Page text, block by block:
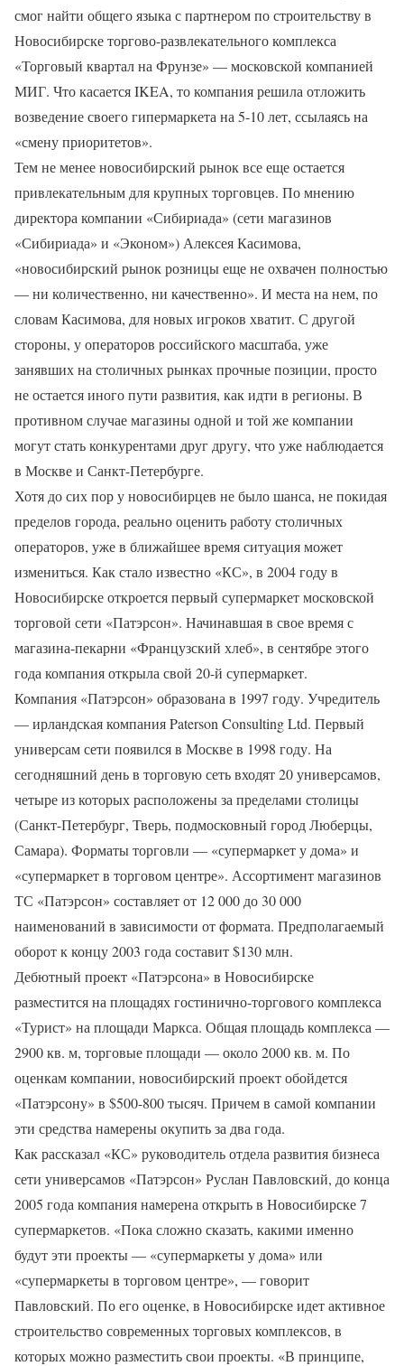
смог найти общего языка с партнером по строительству в
Новосибирске торгово-развлекательного комплекса
«Торговый квартал на Фрунзе» — московской компанией
МИГ. Что касается IKEA, то компания решила отложить
возведение своего гипермаркета на 5-10 лет, ссылаясь на
«смену приоритетов».
Тем не менее новосибирский рынок все еще остается
привлекательным для крупных торговцев. По мнению
директора компании «Сибириада» (сети магазинов
«Сибириада» и «Эконом») Алексея Касимова,
«новосибирский рынок розницы еще не охвачен полностью
— ни количественно, ни качественно». И места на нем, по
словам Касимова, для новых игроков хватит. С другой
стороны, у операторов российского масштаба, уже
занявших на столичных рынках прочные позиции, просто
не остается иного пути развития, как идти в регионы. В
противном случае магазины одной и той же компании
могут стать конкурентами друг другу, что уже наблюдается
в Москве и Санкт-Петербурге.
Хотя до сих пор у новосибирцев не было шанса, не покидая
пределов города, реально оценить работу столичных
операторов, уже в ближайшее время ситуация может
измениться. Как стало известно «КС», в 2004 году в
Новосибирске откроется первый супермаркет московской
торговой сети «Патэрсон». Начинавшая в свое время с
магазина-пекарни «Французский хлеб», в сентябре этого
года компания открыла свой 20-й супермаркет.
Компания «Патэрсон» образована в 1997 году. Учредитель
— ирландская компания Paterson Consulting Ltd. Первый
универсам сети появился в Москве в 1998 году. На
сегодняшний день в торговую сеть входят 20 универсамов,
четыре из которых расположены за пределами столицы
(Санкт-Петербург, Тверь, подмосковный город Люберцы,
Самара). Форматы торговли — «супермаркет у дома» и
«супермаркет в торговом центре». Ассортимент магазинов
ТС «Патэрсон» составляет от 12 000 до 30 000
наименований в зависимости от формата. Предполагаемый
оборот к концу 2003 года составит $130 млн.
Дебютный проект «Патэрсона» в Новосибирске
разместится на площадях гостинично-торгового комплекса
«Турист» на площади Маркса. Общая площадь комплекса —
2900 кв. м, торговые площади — около 2000 кв. м. По
оценкам компании, новосибирский проект обойдется
«Патэрсону» в $500-800 тысяч. Причем в самой компании
эти средства намерены окупить за два года.
Как рассказал «КС» руководитель отдела развития бизнеса
сети универсамов «Патэрсон» Руслан Павловский, до конца
2005 года компания намерена открыть в Новосибирске 7
супермаркетов. «Пока сложно сказать, какими именно
будут эти проекты — «супермаркеты у дома» или
«супермаркеты в торговом центре», — говорит
Павловский. По его оценке, в Новосибирске идет активное
строительство современных торговых комплексов, в
которых можно разместить свои проекты. «В принципе,